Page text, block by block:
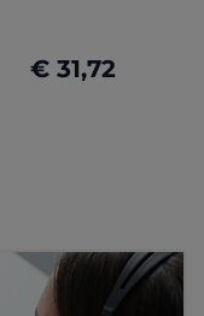
€ 31,72
Nu configureren